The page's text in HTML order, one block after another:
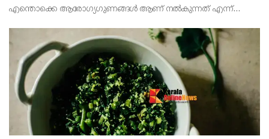
എന്തൊക്കെ ആരോഗ്യഗുണങ്ങൾ ആണ് നൽകുന്നത് എന്ന്
കുട്ടികളിലുണ്ടാവുന്ന തളർച്ച മാറ്റുന്നു.